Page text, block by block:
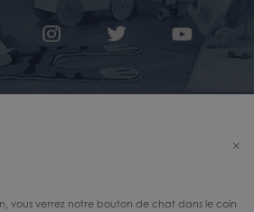
vous verrez notre bouton de chat dans le coin